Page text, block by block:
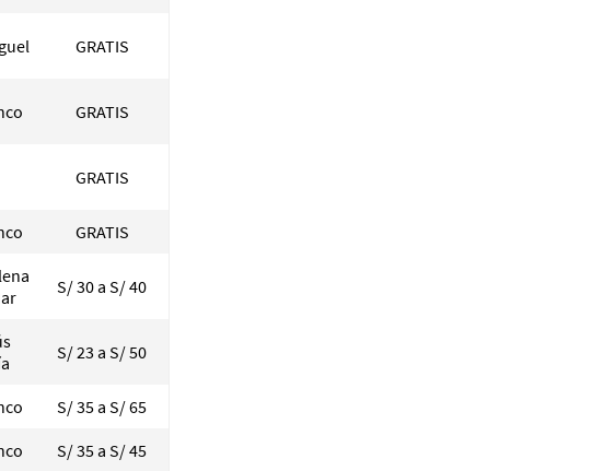
GRATIS
GRATIS
GRATIS
GRATIS
S/ 30 a S/ 40
S/ 23 a S/ 50
S/ 35 a S/ 65
S/ 35 a S/ 45